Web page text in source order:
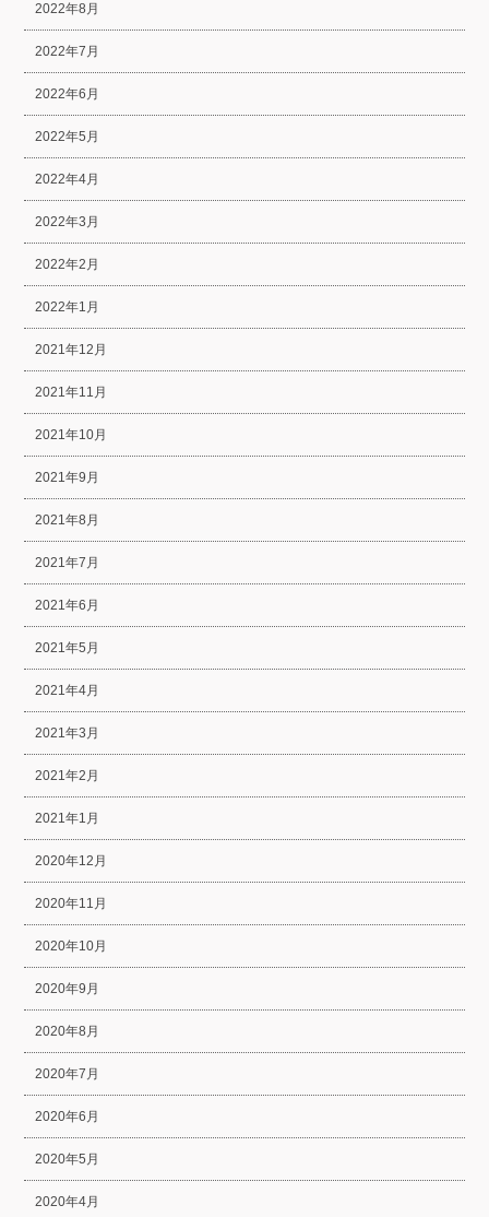
2022年8月
2022年7月
2022年6月
2022年5月
2022年4月
2022年3月
2022年2月
2022年1月
2021年12月
2021年11月
2021年10月
2021年9月
2021年8月
2021年7月
2021年6月
2021年5月
2021年4月
2021年3月
2021年2月
2021年1月
2020年12月
2020年11月
2020年10月
2020年9月
2020年8月
2020年7月
2020年6月
2020年5月
2020年4月